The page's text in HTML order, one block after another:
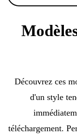
Découvrez ces
d'un style
téléchargement.